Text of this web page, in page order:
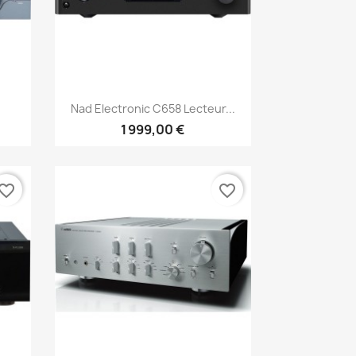
Aperçu rapide
Nad Electronic C658 Lecteur...
1 999,00 €
favorite_border